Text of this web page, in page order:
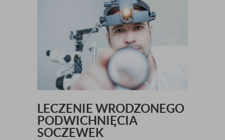
LECZENIE WRODZONEGO
PODWICHNIĘCIA
SOCZEWEK